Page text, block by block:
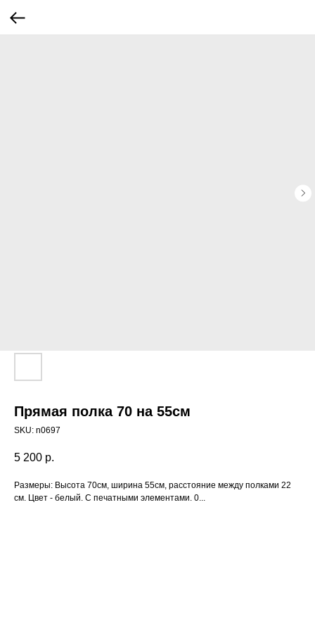
Прямая полка 70 на 55см
SKU: n0697
5 200 р.
Размеры: Высота 70см, ширина 55см, расстояние между полками 22
см. Цвет - белый. С печатными элементами. 0...